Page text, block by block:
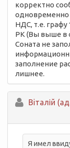
корректно
одновременно
НДС, т.е. графу
РК (Вы выше в
Соната не
заполнение
лишнее.
Вiталій
Я имел